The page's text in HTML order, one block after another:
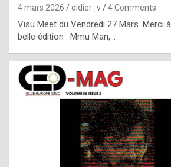
p
l
c
h
i
s
t
4 mars 2026 didier_v 4 Comments
Visu Meet du Vendredi 27 Mars. Merci
belle édition : Mmu Man,…